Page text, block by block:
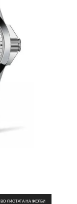
ВО ЛИСТАТА НА ЖЕЛБИ